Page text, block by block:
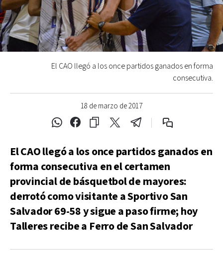
18 de marzo de 2017
El CAO llegó a los once partidos ganados en forma
consecutiva.
El CAO llegó a los once partidos ganados en
forma consecutiva en el certamen
provincial de básquetbol de mayores:
derrotó como visitante a Sportivo San
Salvador 69-58 y sigue a paso firme; hoy
Talleres recibe a Ferro de San Salvador